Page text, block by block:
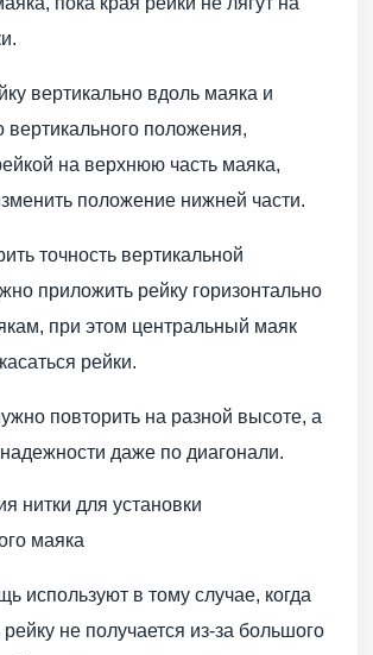
вертикально вдоль маяка и
вертикального положения,
на верхнюю часть маяка,
положение нижней части.
точность вертикальной
приложить рейку горизонтально
при этом центральный маяк
рейки.
повторить на разной высоте, а
даже по диагонали.
нитки для установки
маяка
используют в тому случае, когда
рейку не получается из-за большого